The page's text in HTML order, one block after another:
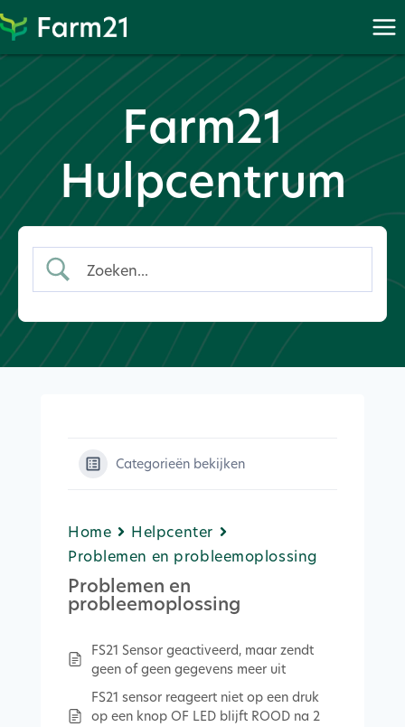
Ga
naar
PayPal
Farm21
Hulpcentrum
Categorieën bekijken
Home
Helpcenter
Problemen en probleemoplossing
Problemen en
probleemoplossing
FS21 Sensor geactiveerd, maar zendt
geen of geen gegevens meer uit
FS21 sensor reageert niet op een druk
op een knop OF LED blijft ROOD na 2